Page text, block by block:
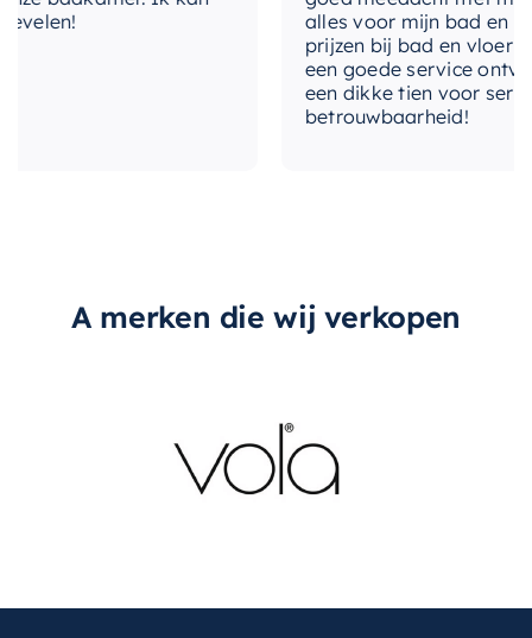
2-3 weken
Nee, los bij bestellen
alles voor mijn bad en
prijzen bij bad en vloer
een goede service
een dikke tien voor
betrouwbaarheid!
A merken die wij verkopen